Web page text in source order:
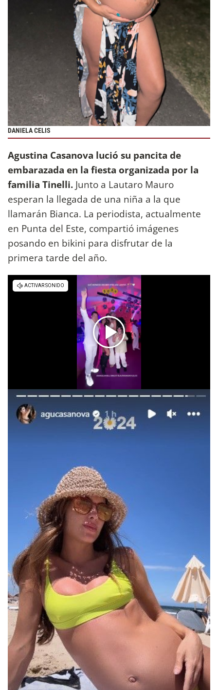
DANIELA CELIS
Agustina Casanova lució su pancita de
embarazada en la fiesta organizada por la
familia Tinelli. Junto a Lautaro Mauro
esperan la llegada de una niña a la que
llamarán Bianca. La periodista, actualmente
en Punta del Este, compartió imágenes
posando en bikini para disfrutar de la
primera tarde del año.